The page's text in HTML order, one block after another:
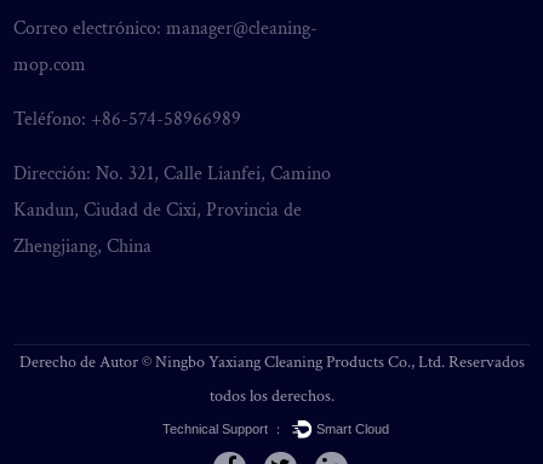
Correo electrónico:manager@cleaning-
mop.com
Teléfono: +86-574-58966989
Dirección: No. 321, Calle Lianfei, Camino
Kandun, Ciudad de Cixi, Provincia de
Zhengjiang, China
Derecho de Autor ©Ningbo Yaxiang Cleaning Products Co., Ltd.Reservados
todos los derechos.
Technical Support ： Smart Cloud